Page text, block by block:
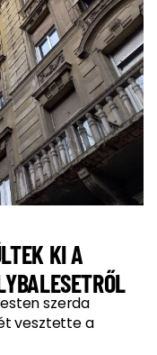
KI A
szerda
vesztette a